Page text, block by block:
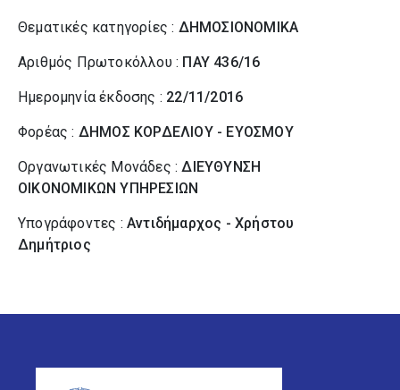
Θεματικές κατηγορίες : ΔΗΜΟΣΙΟΝΟΜΙΚΑ
Αριθμός Πρωτοκόλλου : ΠΑΥ 436/16
Ημερομηνία έκδοσης : 22/11/2016
Φορέας : ΔΗΜΟΣ ΚΟΡΔΕΛΙΟΥ - ΕΥΟΣΜΟΥ
Οργανωτικές Μονάδες :ΔΙΕΥΘΥΝΣΗ
ΟΙΚΟΝΟΜΙΚΩΝ ΥΠΗΡΕΣΙΩΝ
Υπογράφοντες : Αντιδήμαρχος - Χρήστου
Δημήτριος